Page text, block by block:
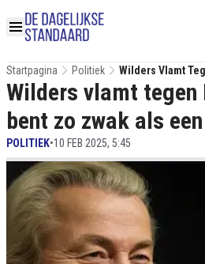
Startpagina Politiek
Wilders Vlamt
Zwak Als Een
Wilders vlamt tegen
bent zo zwak als
POLITIEK•10 FEB 2025, 5:45